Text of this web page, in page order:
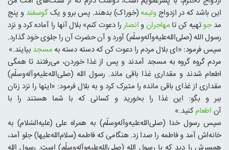
این باشد که در ازدواجولیمه (خوراک) بدهند. پس برو و یکگوسفند و پنج
مدجوتهیه کن تا مهاجرانو انصار را دعوت کنم» بلال آنها را آماده کرد و نزد
رسول الله (صلی‌الله‌علیه‌و‌آله‌وسلّم) آورد و آن حضرت آن را جلوی خود گذارد.
سپس فرمود: «ای بلال مردم را دعوت کن که دسته دسته به مسجد بیایند.»
مردم گروه گروه به مسجد آمدند و پس از غذا خوردن، می‌رفتند تا همگی
اطعام شدند و مقداری غذا باقی ماند. رسول الله (صلی‌الله‌علیه‌و‌آله‌وسلّم)
مقداری از غذای باقی مانده را متبرک کرد و به بلال فرمود: «اینها را نزد زنان
ببر و بگو: این غذا را بخورید و کسانی که با شما هستند را با
آن اطعامکنید.»
سپس رسول خدا (صلی‌الله‌علیه‌و‌آله‌وسلّم) به همراه علی (علیه‌السّلام) به
خانه‌اش آمد و فاطمه را صدا زد. هنگامی که فاطمه (سلام‌الله‌علیها) جلو آمد،